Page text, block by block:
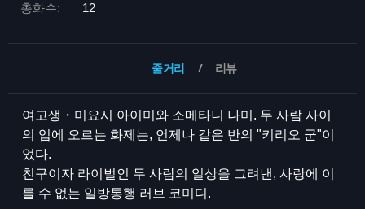
총화수: 12
줄거리 리뷰
여고생・미요시 아이미와 소메타니 나미. 두 사람 사이
의 입에 오르는 화제는, 언제나 같은 반의 "키리오 군"이
었다.
친구이자 라이벌인 두 사람의 일상을 그려낸, 사랑에 이
를 수 없는 일방통행 러브 코미디.